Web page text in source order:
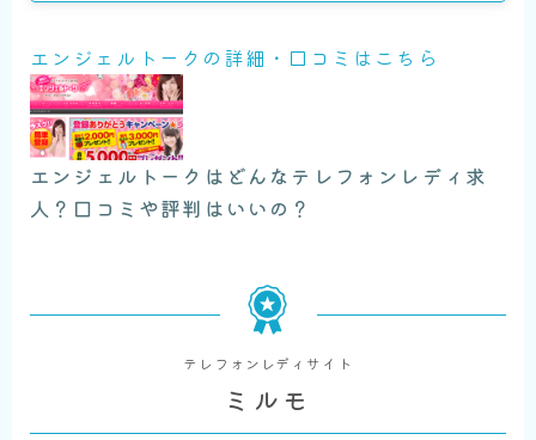
エンジェルトークの詳細・口コミはこちら
エンジェルトークはどんなテレフォンレディ求
人？口コミや評判はいいの？
テレフォンレディサイト
ミルモ